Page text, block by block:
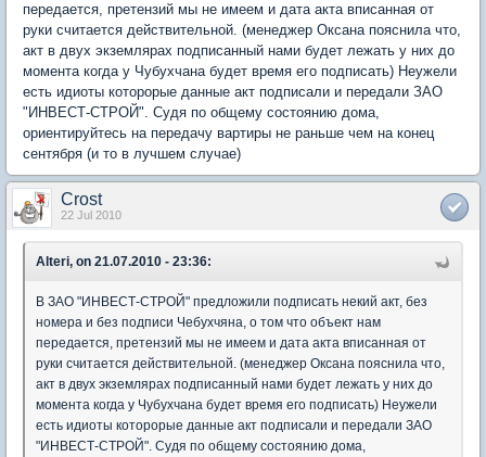
передается, претензий мы не имеем и дата акта вписанная от
руки считается действительной. (менеджер Оксана пояснила что,
акт в двух экземлярах подписанный нами будет лежать у них до
момента когда у Чубухчана будет время его подписать) Неужели
есть идиоты которорые данные акт подписали и передали ЗАО
"ИНВЕСТ-СТРОЙ". Судя по общему состоянию дома,
ориентируйтесь на передачу вартиры не раньше чем на конец
сентября (и то в лучшем случае)
Crost
22 Jul 2010
Alteri, on 21.07.2010 - 23:36:
В ЗАО "ИНВЕСТ-СТРОЙ" предложили подписать некий акт, без
номера и без подписи Чебухчяна, о том что объект нам
передается, претензий мы не имеем и дата акта вписанная от
руки считается действительной. (менеджер Оксана пояснила что,
акт в двух экземлярах подписанный нами будет лежать у них до
момента когда у Чубухчана будет время его подписать) Неужели
есть идиоты которорые данные акт подписали и передали ЗАО
"ИНВЕСТ-СТРОЙ". Судя по общему состоянию дома,